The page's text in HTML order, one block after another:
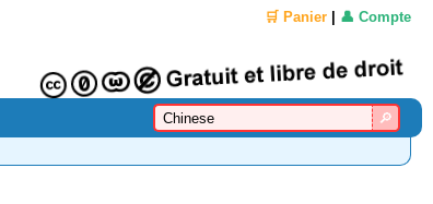
🛒 Panier 👤 Compte